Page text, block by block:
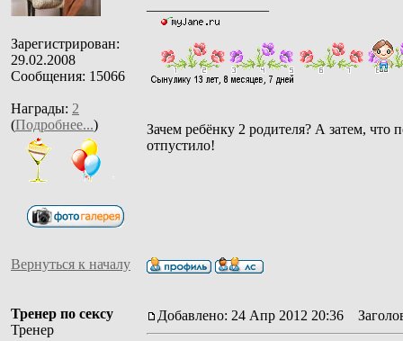
Зарегистрирован:
29.02.2008
Сообщения: 15066
Награды: 2
(Подробнее...)
Зачем ребёнку 2 родителя? А затем, что
отпустило!
Вернуться к началу
Тренер по сексу
Тренер
Добавлено: 24 Апр 2012 20:36